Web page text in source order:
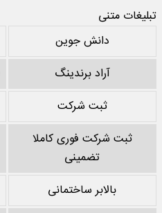
تبلیغات متنی
دانش جوین
آراد برندینگ
ثبت شرکت
ثبت شرکت فوری کاملا
تضمینی
بالابر ساختمانی